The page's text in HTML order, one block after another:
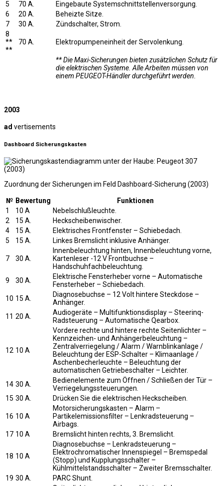
5 70 A.
Eingebaute Systemschnittstellenversorgung.
6
20 A.
Beheizte Sitze.
7
30 A.
Zündschalter, Strom.
8
**
**
70 A. Elektropumpeneinheit der Servolenkung.
** Die Maxi-Sicherungen bieten zusätzlichen Schutz für
die elektrischen Systeme. Alle Arbeiten müssen von
einem PEUGEOT-Händler durchgeführt werden.
2003
ad vertisements
Dashboard Sicherungskasten
Zuordnung der Sicherungen im Feld Dashboard-Sicherung (2003)
№ Bewertung
Funktionen
1
10 A
Nebelschlußleuchte.
2
15 A.
Heckscheibenwischer.
4
15 A.
Elektrisches Frontfenster – Schiebedach.
5
15 A. Linkes Bremslicht inklusive Anhänger.
7 30 A.
Innenbeleuchtung hinten, Innenbeleuchtung vorne,
Kartenleser -12 V Frontbuchse –
Handschuhfachbeleuchtung.
9
30 A.
Elektrische Fensterheber vorne – Automatische
Fensterheber – Schiebedach.
10 15 A.
Diagnosebuchse – 12 Volt hintere Steckdose –
Anhänger.
11 20 A.
Audiogeräte – Multifunktionsdisplay – Steerinq-
Radsteuerung – Automatische Qearbox.
12 10 A
Vordere rechte und hintere rechte Seitenlichter –
Kennzeichen- und Anhängerbeleuchtung –
Zentralverriegelung / Alarm / Warnblinkanlage /
Beleuchtung der ESP-Schalter – Klimaanlage /
Aschenbecherleuchte – Beleuchtung der
automatischen Getriebeschalter – Leichter.
14 30 A.
Bedienelemente zum Öffnen / Schließen der Tür –
Verriegelungssteuerungen.
15 30 A. Drücken Sie die elektrischen Heckscheiben.
16 10 A
Motorsicherungskasten – Alarm –
Partikelemissionsfilter – Lenkradsteuerung –
Airbags.
17 10 A Bremslicht hinten rechts, 3. Bremslicht.
18 10 A
Diagnosebuchse – Lenkradsteuerung –
Elektrochromatischer Innenspiegel – Bremspedal
(Stopp) und Kupplungsschalter –
Kühlmittelstandsschalter – Zweiter Bremsschalter.
19 30 A.
PARC Shunt.